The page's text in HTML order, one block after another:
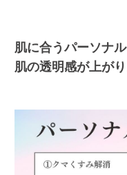
肌に合うパーソナ
肌の透明感が上が